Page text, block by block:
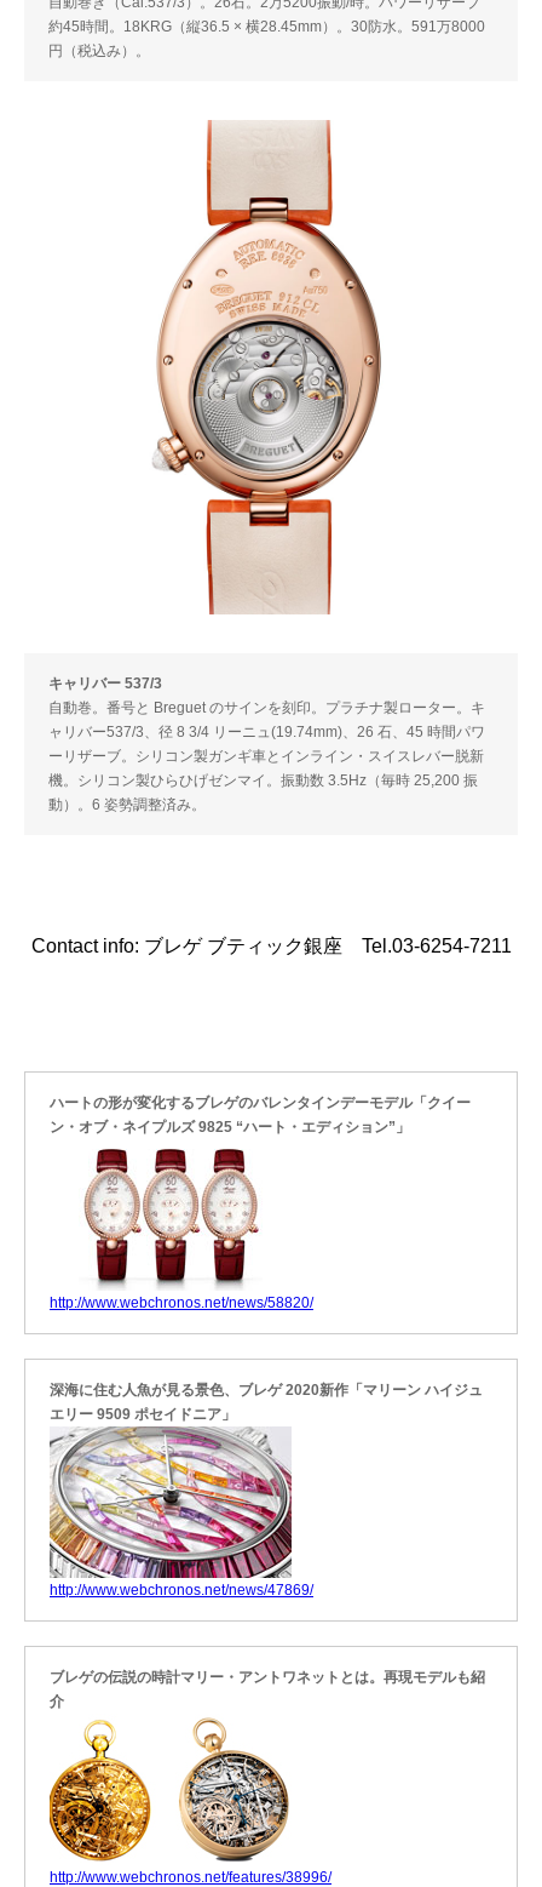
約45時間。18KRG（縦36.5 × 横28.45mm）。30防水。591万8000
円（税込み）。
キャリバー 537/3
自動巻。番号と Breguet のサインを刻印。プラチナ製ローター。キ
ャリバー537/3、径 8 3/4 リーニュ(19.74mm)、26 石、45 時間パワ
ーリザーブ。シリコン製ガンギ車とインライン・スイスレバー脱新
機。シリコン製ひらひげゼンマイ。振動数 3.5Hz（毎時 25,200 振
動）。6 姿勢調整済み。
Contact info: ブレゲ ブティック銀座 Tel.03-6254-7211
ハートの形が変化するブレゲのバレンタインデーモデル「クイー
ン・オブ・ネイプルズ 9825 “ハート・エディション”」
http://www.webchronos.net/news/58820/
深海に住む人魚が見る景色、ブレゲ 2020新作「マリーン ハイジュ
エリー 9509 ポセイドニア」
http://www.webchronos.net/news/47869/
ブレゲの伝説の時計マリー・アントワネットとは。再現モデルも紹
介
http://www.webchronos.net/features/38996/